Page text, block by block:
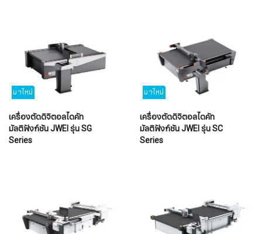
มาใหม่
เครื่องตัดดิจิตอลไดคัท
มัลติฟังก์ชัน JWEI รุ่น SG
Series
มาใหม่
เครื่องตัดดิจิตอลไดคัท
มัลติฟังก์ชัน JWEI รุ่น SC
Series